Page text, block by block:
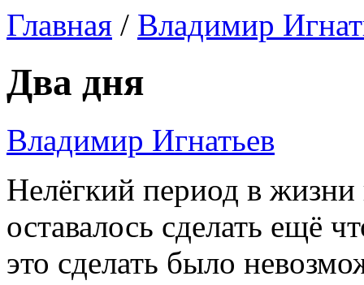
Главная / Владимир
Два дня
Владимир Игнатьев
Нелёгкий период в
оставалось сделать ещё
это сделать было